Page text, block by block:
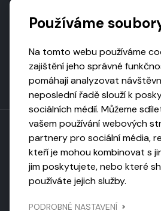
Toto dílo podléhá licenci
Uveďte původ, neužívejte
Národní knihovnou
Používáme
Na tomto webu používáme
zajištění jeho správné
pomáhají analyzovat
neposlední řadě slouží k
sociálních médií. Můžeme
vašem používání webových
partnery pro sociální média,
kteří je mohou kombinovat s
jim poskytujete, nebo které
používáte jejich služby.
PODROBNÉ NASTAVENÍ